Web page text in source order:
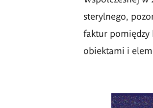
sterylnego,
faktur pomiędzy
obiektami i